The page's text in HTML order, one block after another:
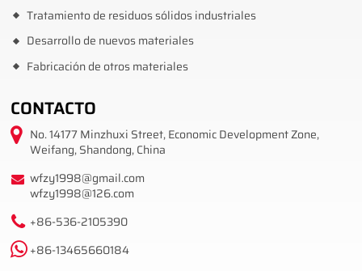
Tratamiento de residuos sólidos industriales
Desarrollo de nuevos materiales
Fabricación de otros materiales
CONTACTO
No. 14177 Minzhuxi Street, Economic Development Zone,
Weifang, Shandong, China
wfzy1998@gmail.com
wfzy1998@126.com
+86-536-2105390
+86-13465660184